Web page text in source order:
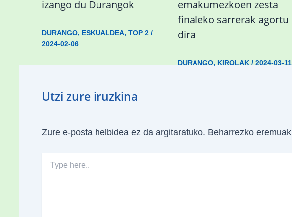
izango du Durangok
DURANGO, ESKUALDEA, TOP 2/
2024-02-06
emakumezkoen zesta
finaleko sarrerak agortu
dira
DURANGO, KIROLAK /2024-03-11
Utzi zure iruzkina
Zure e-posta helbidea ez da argitaratuko. Beharrezko eremuak
here..